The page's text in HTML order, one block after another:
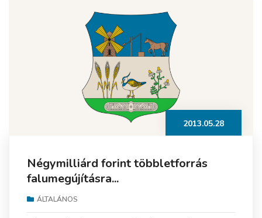
2013.05.28
Négymilliárd forint többletforrás
falumegújításra...
ÁLTALÁNOS